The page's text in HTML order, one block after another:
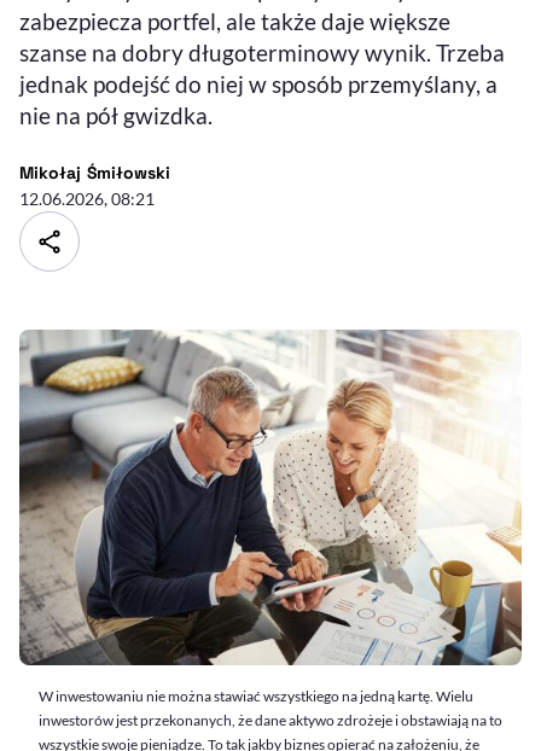
zabezpiecza portfel, ale także daje większe
szanse na dobry długoterminowy wynik. Trzeba
jednak podejść do niej w sposób przemyślany, a
nie na pół gwizdka.
Mikołaj Śmiłowski
12.06.2026, 08:21
W inwestowaniu nie można stawiać wszystkiego na jedną kartę. Wielu
inwestorów jest przekonanych, że dane aktywo zdrożeje i obstawiają na to
wszystkie swoje pieniądze. To tak jakby biznes opierać na założeniu, że